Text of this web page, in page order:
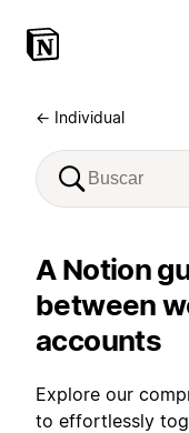
← Individual
A Notion
between
accounts
Explore our
to effortlessly